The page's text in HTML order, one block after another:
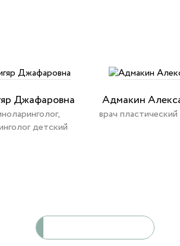
Джафаровна
детский
Адмакин
врач